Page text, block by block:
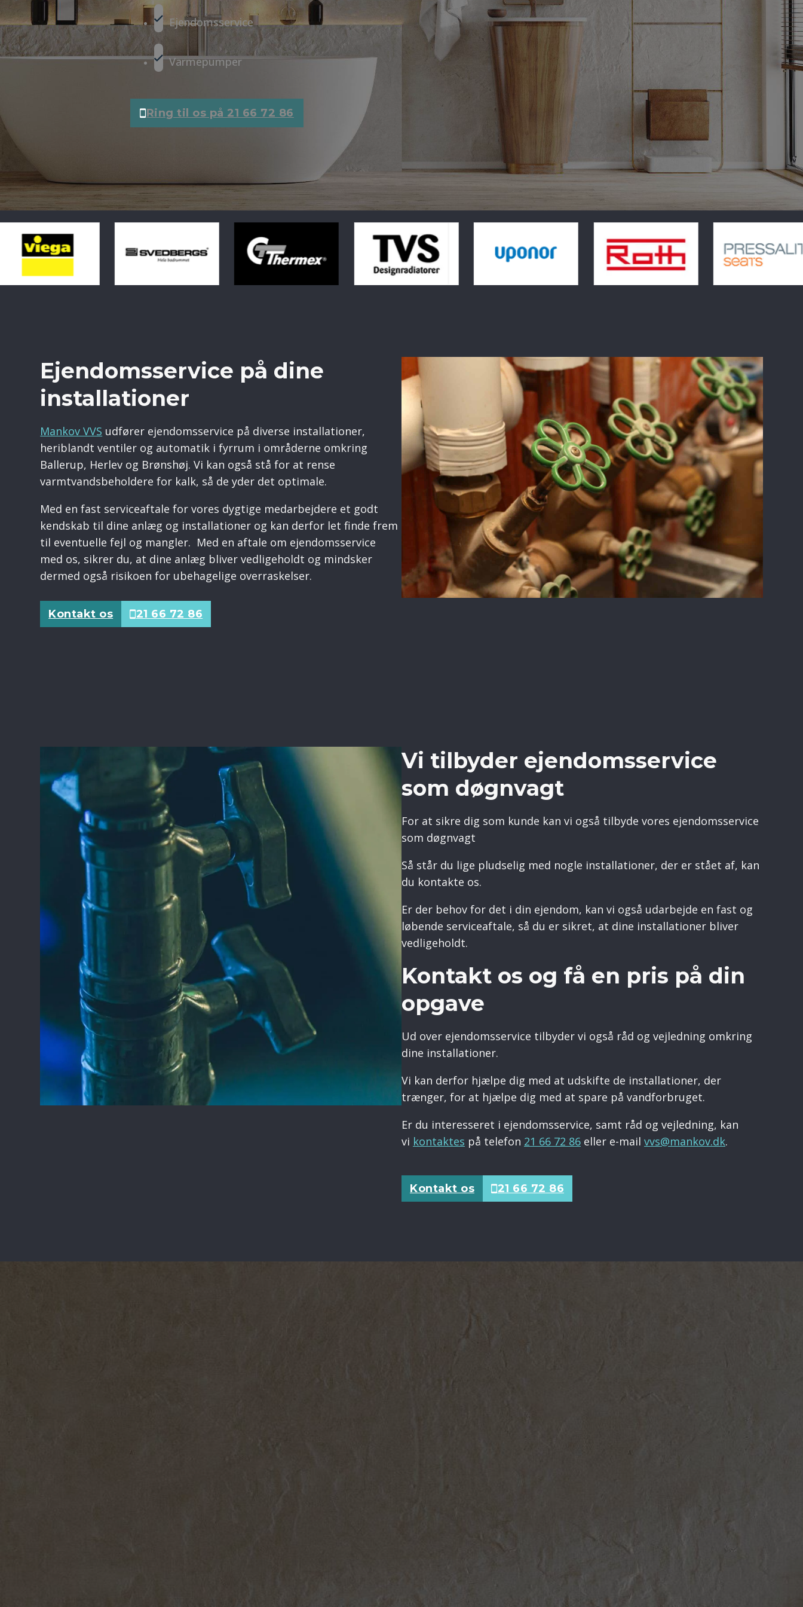
Ejendomsservice
Varmepumper
Ring til os på 21 66 72 86
Ejendomsservice på dine
installationer
Mankov VVS udfører ejendomsservice på diverse installationer,
heriblandt ventiler og automatik i fyrrum i områderne omkring
Ballerup, Herlev og Brønshøj. Vi kan også stå for at rense
varmtvandsbeholdere for kalk, så de yder det optimale.
Med en fast serviceaftale for vores dygtige medarbejdere et godt
kendskab til dine anlæg og installationer og kan derfor let finde frem
til eventuelle fejl og mangler. Med en aftale om ejendomsservice
med os, sikrer du, at dine anlæg bliver vedligeholdt og mindsker
dermed også risikoen for ubehagelige overraskelser.
Kontakt os 21 66 72 86
Vi tilbyder ejendomsservice
som døgnvagt
For at sikre dig som kunde kan vi også tilbyde vores ejendomsservice
som døgnvagt
Så står du lige pludselig med nogle installationer, der er stået af, kan
du kontakte os.
Er der behov for det i din ejendom, kan vi også udarbejde en fast og
løbende serviceaftale, så du er sikret, at dine installationer bliver
vedligeholdt.
Kontakt os og få en pris på din
opgave
Ud over ejendomsservice tilbyder vi også råd og vejledning omkring
dine installationer.
Vi kan derfor hjælpe dig med at udskifte de installationer, der
trænger, for at hjælpe dig med at spare på vandforbruget.
Er du interesseret i ejendomsservice, samt råd og vejledning, kan
vi kontaktes på telefon 21 66 72 86 eller e-mail vvs@mankov.dk.
Kontakt os 21 66 72 86